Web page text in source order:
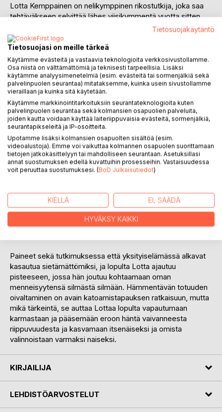
Lotta Kemppainen on nelikymppinen rikostutkija, joka saa
tehtäväkseen selvittää lähes viisikymmentä vuotta sitten
tapahtuneen katoamistapauksen. Kylällä silloin opettajana
toiminut Juhani Salmi katoaa hämärissä olosuhteissa, mutta
tapaus haudataan melko nopeasti ratkaisemattomana.
Uusien johtolankojen ilmaannuttua vuosikymmeniä
myöhemmin opettajan katoaminen otetaan uudelleen
tutkittavaksi.
Samanaikaisesti tutkimuksen kanssa Lotta kamppailee
parisuhteessa, joka on jälleen kerran osoittautumassa
virheeksi. Suhteessaan mustasukkaisen ja omistushaluisen
Markun kanssa Lotta huomaa taas ajautuneensa
tilanteeseen, jossa hän pyrkii miellyttämään muita omien
tarpeidensa kustannuksella.
Tutkimuksen edetessä Lotta alkaa tuntea selittämätöntä
löytymiseen lähes pakkomielteisellä tavalla. Johtolankojen
katkeillessa yksi toisensa jälkeen Lotta pelkää
menettävänsä otteen paitsi tutkimuksesta niin myös
omasta elämästään. Samanaikaisesti Markku saa hyvän
Paineet sekä tutkimuksessa että yksityiselämässä alkavat
kasautua sietämättömiksi, ja lopulta Lotta ajautuu
pisteeseen, jossa hän joutuu kohtaamaan oman
menneisyytensä silmästä silmään. Hämmentävän totuuden
oivaltaminen on avain katoamistapauksen ratkaisuun, mutta
mikä tärkeintä, se auttaa Lottaa lopulta vapautumaan
karmastaan ja pääsemään eroon häntä vaivanneesta
riippuvuudesta ja kasvamaan itsenäiseksi ja omista
valinnoistaan varmaksi naiseksi.
KIRJAILIJA
LEHDISTÖARVOSTELUT
Tietosuojakäytäntö
Tietosuojasi on meille tärkeä
Käytämme evästeitä ja vastaavia teknologioita verkkosivustollamme.
Osa niistä on välttämättömiä ja teknisesti tarpeellisia. Lisäksi
käytämme analyysimenetelmiä (esim. evästeitä tai sormenjälkiä sekä
palvelinpuolen seurantaa) mitataksemme, kuinka usein sivustollamme
vieraillaan ja kuinka sitä käytetään.
Käytämme markkinointitarkoituksiin seurantateknologioita kuten
palvelinpuolen seurantaa sekä kolmansien osapuolien palveluita,
joiden kautta voidaan käyttää laiteriippuvaisia evästeitä, sormenjälkiä,
seurantapikseleitä ja IP-osoitteita.
Upotamme lisäksi kolmansien osapuolten sisältöä (esim.
videoalustoja). Emme voi vaikuttaa kolmannen osapuolen suorittamaan
tietojen jatkokäsittelyyn tai mahdolliseen seurantaan. Asetuksillasi
annat suostumuksen edellä kuvattuihin prosesseihin. Vastaisuudessa
voit peruuttaa suostumuksesi. (BoD Julkaisutiedot)
KIELLÄ EI, SÄÄDÄ
HYVÄKSY KAIKKI